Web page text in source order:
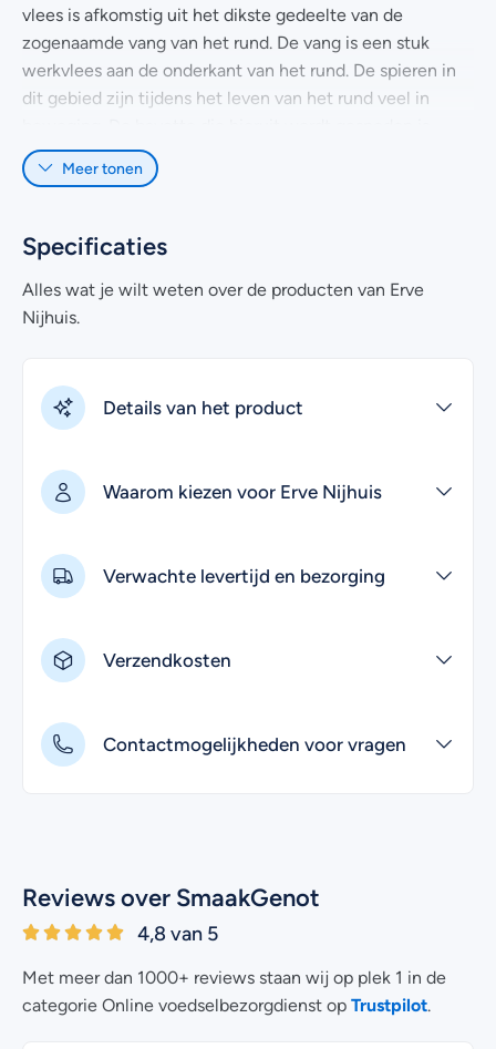
vlees is afkomstig uit het dikste gedeelte van de
zogenaamde vang van het rund. De vang is een stuk
werkvlees aan de onderkant van het rund. De spieren in
dit gebied zijn tijdens het leven van het rund veel in
daarom wat steviger van structuur.
niet te gaar wordt. Het is aan te raden de bavette op z’n
Frans (‘Bleu’ of ‘Saignant’) te serveren. Dat wil zeggen
dat het vlees van binnen bijna rauw moet zijn, maar met
barbecue?Neem contact met ons op
mogelijkheden te bespreken.
Meer tonen
Specificaties
Alles wat je wilt weten over de producten van Erve
Nijhuis.
Details van het product
Waarom kiezen voor Erve Nijhuis
Verwachte levertijd en bezorging
Verzendkosten
Contactmogelijkheden voor vragen
Reviews over SmaakGenot
4,8 van 5
Met meer dan 1000+ reviews staan wij op plek 1 in de
categorie Online voedselbezorgdienst op Trustpilot